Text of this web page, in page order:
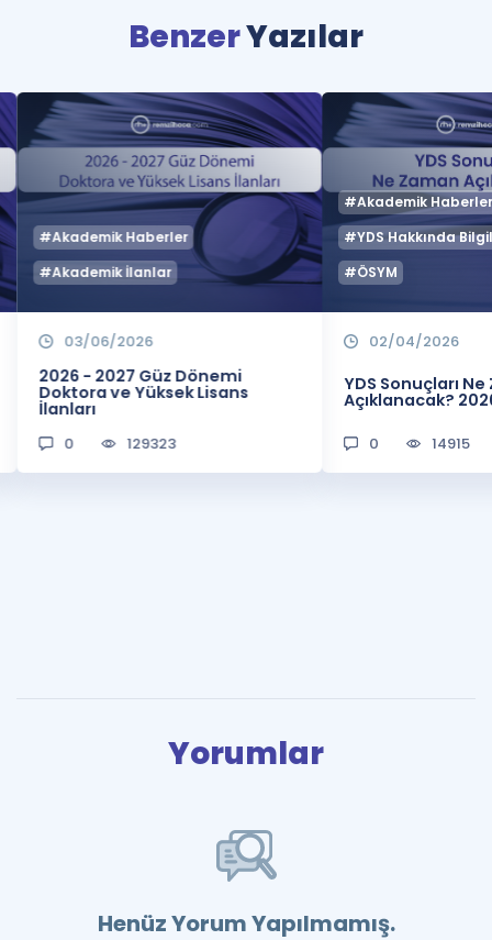
BenzerYazılar
#Akademik Haberler
#Akademik İlanlar
03/06/2026
2026 - 2027 Güz Dönemi
Doktora ve Yüksek Lisans
İlanları
0 129323
#Akademik
#YDS Hakkında
#ÖSYM
02/04/2026
YDS Sonuçları
Açıklanacak?
0 14915
Yorumlar
Henüz Yorum Yapılmamış.